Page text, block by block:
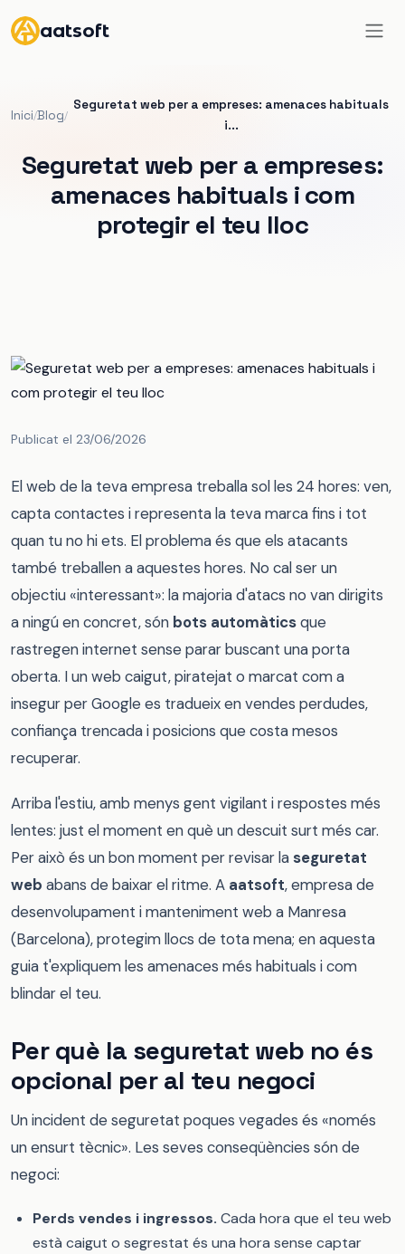
aatsoft
Inici/Blog/
Seguretat web per a empreses: amenaces habituals
i...
Seguretat web per a empreses:
amenaces habituals i com
protegir el teu lloc
Publicat el 23/06/2026
El web de la teva empresa treballa sol les 24 hores: ven,
capta contactes i representa la teva marca fins i tot
quan tu no hi ets. El problema és que els atacants
també treballen a aquestes hores. No cal ser un
objectiu «interessant»: la majoria d'atacs no van dirigits
a ningú en concret, són bots automàticsque
rastregen internet sense parar buscant una porta
oberta. I un web caigut, piratejat o marcat com a
insegur per Google es tradueix en vendes perdudes,
confiança trencada i posicions que costa mesos
recuperar.
Arriba l'estiu, amb menys gent vigilant i respostes més
lentes: just el moment en què un descuit surt més car.
Per això és un bon moment per revisar laseguretat
web abans de baixar el ritme. A aatsoft, empresa de
desenvolupament i manteniment web a Manresa
(Barcelona), protegim llocs de tota mena; en aquesta
guia t'expliquem les amenaces més habituals i com
blindar el teu.
Per què la seguretat web no és
opcional per al teu negoci
Un incident de seguretat poques vegades és «només
un ensurt tècnic». Les seves conseqüències són de
negoci:
Perds vendes i ingressos. Cada hora que el teu web
està caigut o segrestat és una hora sense captar